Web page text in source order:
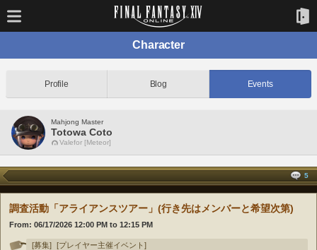
Character
Profile Blog Events
Mahjong Master
Totowa Coto
Valefor [Meteor]
5
調査活動「アライアンスツアー」(行き先はメンバーと希望次第)
From: 06/17/2026 12:00 PMto 12:15 PM
[募集] [プレイヤー主催イベント]